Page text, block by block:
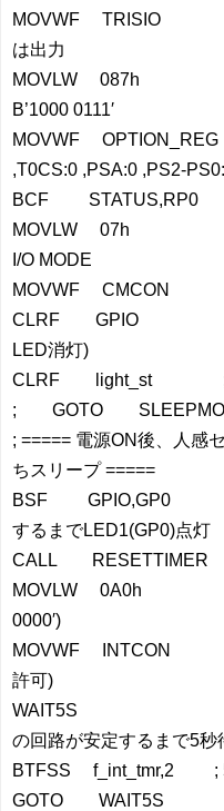
MOVWF TRISIO ;
は出力
MOVLW 087h ;
B’1000 0111′
MOVWF
,T0CS:0 ,PSA:0 ,PS2-
BCF STATUS,RP0
MOVLW 07h ;
I/O MODE
MOVWF CMCON ;
CLRF GPIO ;
LED消灯)
CLRF light_st ; 人感
; GOTO
; ===== 電源ON後、人感
ちスリープ =====
BSF GPIO,GP0 ; 電
するまでLED1(GP0)点灯
CALL RESETTIMER
MOVLW 0A0h ;
0000′)
MOVWF INTCON ;
許可)
WAIT5S ; 電源
の回路が安定するまで5秒
BTFSS f_int_tmr,2 ; 5
GOTO